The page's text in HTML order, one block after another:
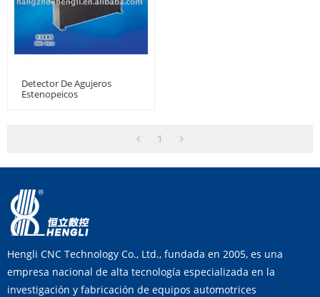
Detector De Agujeros
Estenopeicos
1
Hengli CNC Technology Co., Ltd., fundada en 2005, es una
empresa nacional de alta tecnología especializada en la
investigación y fabricación de equipos automotrices